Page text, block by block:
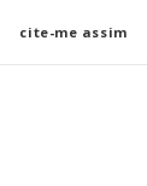
cite-me assim